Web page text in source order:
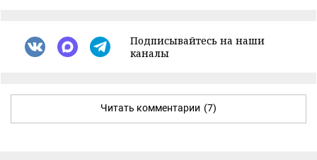
Подписывайтесь на наши
каналы
Читать комментарии (7)